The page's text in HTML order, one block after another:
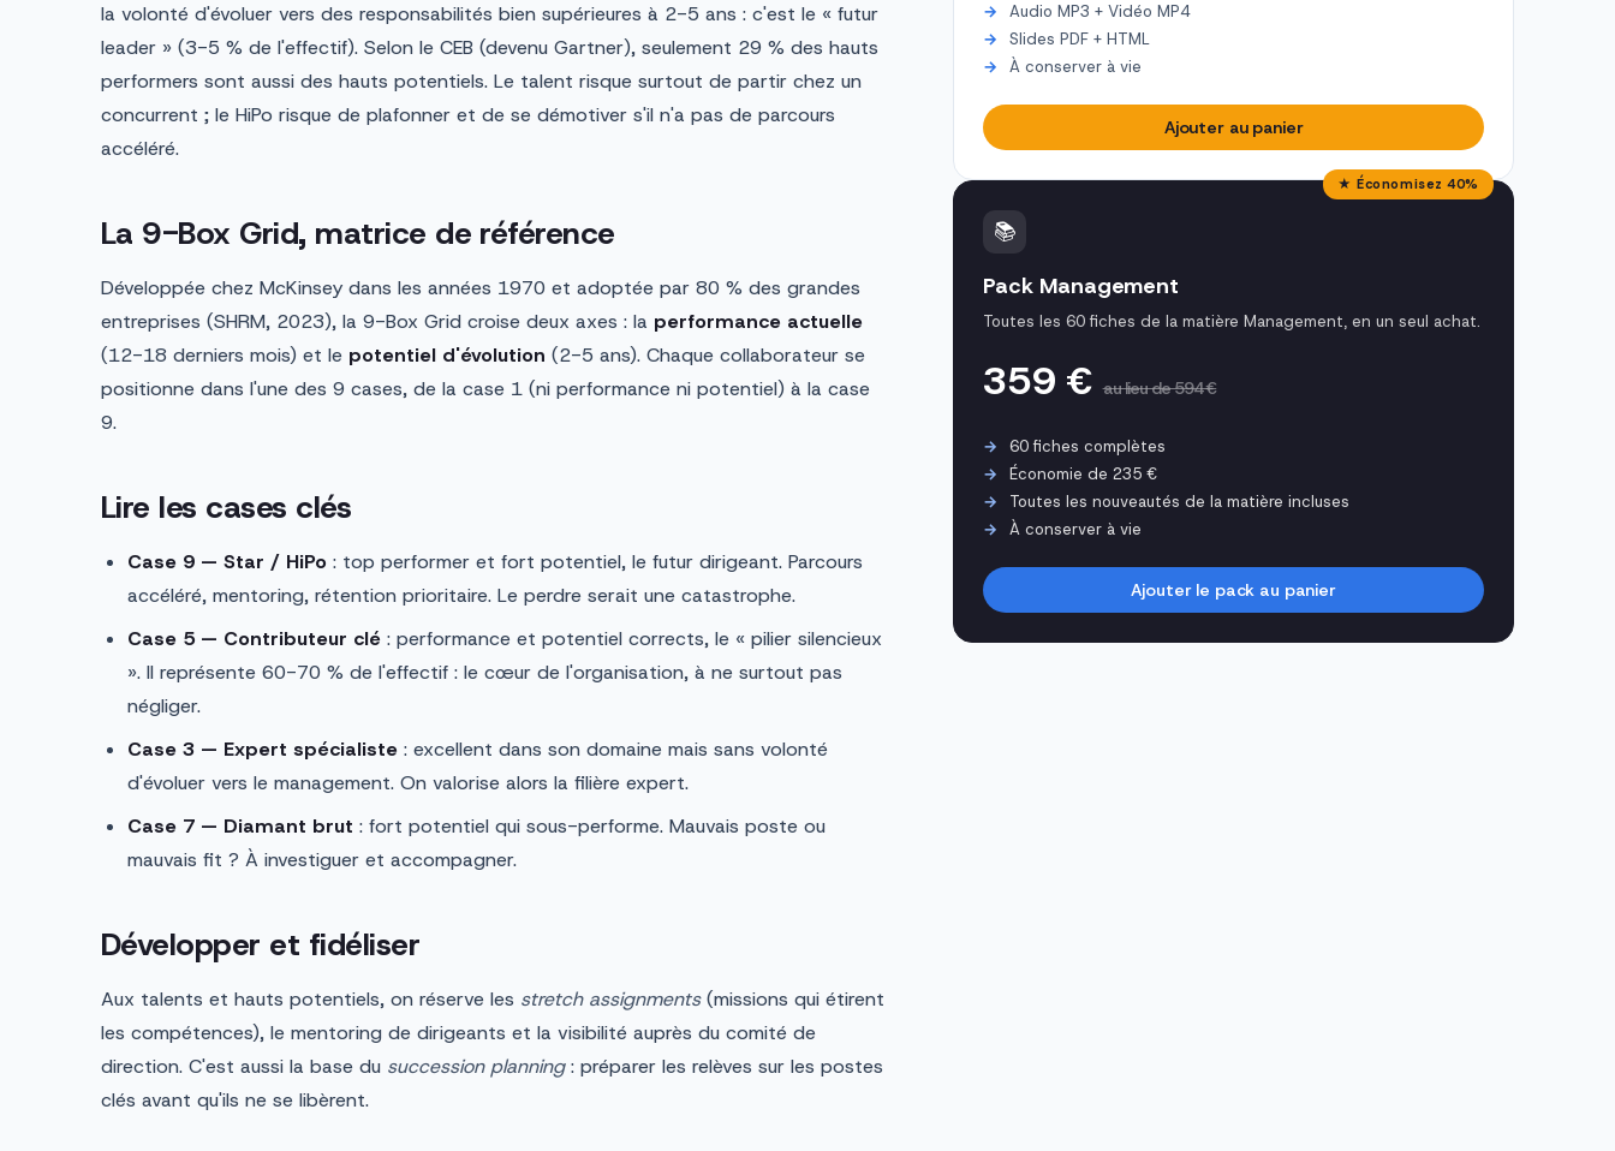
la volonté d'évoluer vers des responsabilités bien supérieures à 2-5 ans : c'est le « futur
leader » (3-5 % de l'effectif). Selon le CEB (devenu Gartner), seulement 29 % des hauts
performers sont aussi des hauts potentiels. Le talent risque surtout de partir chez un
concurrent ; le HiPo risque de plafonner et de se démotiver s'il n'a pas de parcours
accéléré.
La 9-Box Grid, matrice de référence
Développée chez McKinsey dans les années 1970 et adoptée par 80 % des grandes
entreprises (SHRM, 2023), la 9-Box Grid croise deux axes : la performance actuelle
(12-18 derniers mois) et le potentiel d'évolution (2-5 ans). Chaque collaborateur se
positionne dans l'une des 9 cases, de la case 1 (ni performance ni potentiel) à la case
9.
Lire les cases clés
Case 9 — Star / HiPo : top performer et fort potentiel, le futur dirigeant. Parcours
accéléré, mentoring, rétention prioritaire. Le perdre serait une catastrophe.
Case 5 — Contributeur clé : performance et potentiel corrects, le « pilier silencieux
». Il représente 60-70 % de l'effectif : le cœur de l'organisation, à ne surtout pas
négliger.
Case 3 — Expert spécialiste : excellent dans son domaine mais sans volonté
d'évoluer vers le management. On valorise alors la filière expert.
Case 7 — Diamant brut : fort potentiel qui sous-performe. Mauvais poste ou
mauvais fit ? À investiguer et accompagner.
Développer et fidéliser
Aux talents et hauts potentiels, on réserve les stretch assignments(missions qui étirent
les compétences), le mentoring de dirigeants et la visibilité auprès du comité de
direction. C'est aussi la base du succession planning: préparer les relèves sur les postes
clés avant qu'ils ne se libèrent.
Audio MP3 + Vidéo MP4
Slides PDF + HTML
À conserver à vie
Ajouter au panier
★ Économisez 40%
📚
Pack Management
Toutes les 60 fiches de la matière Management, en un seul achat.
359 €au lieu de 594 €
60 fiches complètes
Économie de 235 €
Toutes les nouveautés de la matière incluses
À conserver à vie
Ajouter le pack au panier